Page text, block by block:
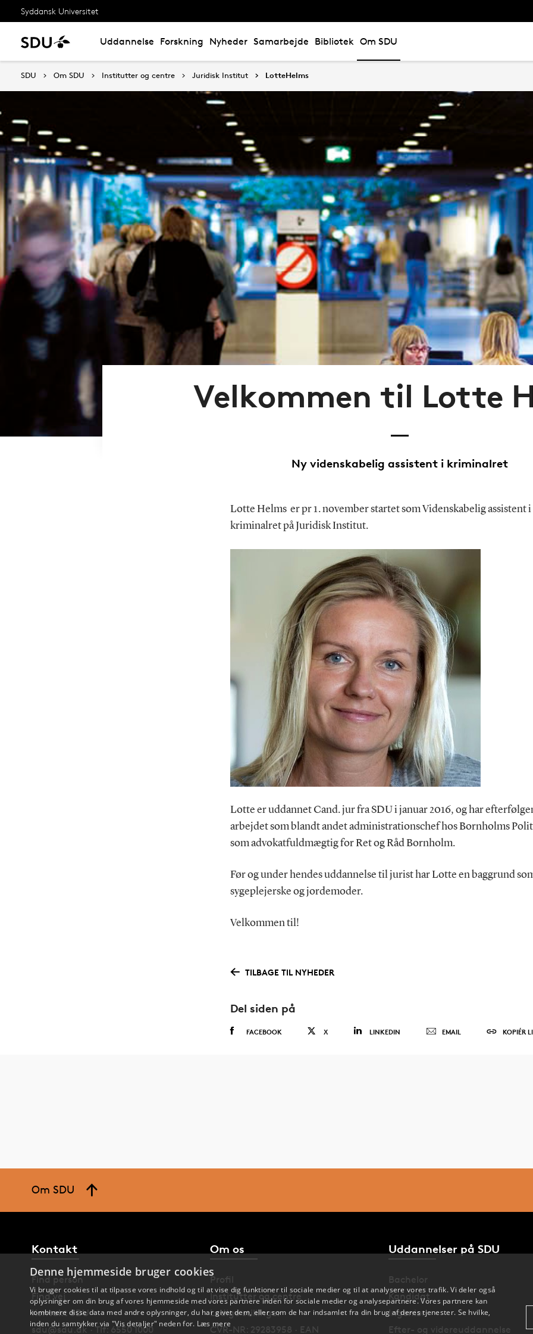
Syddansk Universitet
Uddannelse Forskning Nyheder Samarbejde Bibliotek Om SDU
SDU Om SDU Institutter og centre Juridisk Institut LotteHelms
Velkommen til Lotte
Ny videnskabelig assistent i kriminalret
Lotte Helms er pr 1. november startet som Videnskabelig assistent i
kriminalret på Juridisk Institut.
Lotte er uddannet Cand. jur fra SDU i januar 2016, og har
arbejdet som blandt andet administrationschef hos Bornholms
som advokatfuldmægtig for Ret og Råd Bornholm.
Før og under hendes uddannelse til jurist har Lotte en baggrund
sygeplejerske og jordemoder.
Velkommen til!
TILBAGE TIL NYHEDER
Del siden på
FACEBOOK X LINKEDIN EMAIL KOPIÉR
Om SDU
Kontakt
Find person
Find vej
Kontakt SDU
sdu@sdu.dk · Tlf: 6550 1000
Om os
Profil
Institutter og centre
Ledige stillinger
CVR-NR: 29283958 · EAN
Uddannelser på SDU
Bachelor
Kandidat
Ingeniør
Efter- og videreuddannelse
Denne hjemmeside bruger cookies
Vi bruger cookies til at tilpasse vores indhold og til at vise dig funktioner til sociale medier og til at analysere vores trafik. Vi deler også
oplysninger om din brug af vores hjemmeside med vores partnere inden for sociale medier og analysepartnere. Vores partnere kan
kombinere disse data med andre oplysninger, du har givet dem, eller som de har indsamlet fra din brug af deres tjenester. Se hvilke,
inden du samtykker via "Vis detaljer" neden for. Læs mere